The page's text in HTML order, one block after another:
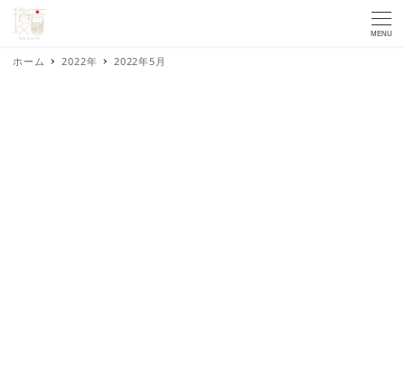
MENU
ホーム 2022年 2022年5月